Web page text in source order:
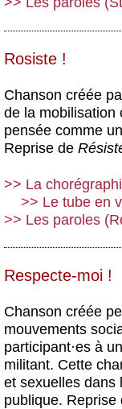
Rosiste !
Chanson créée
de la mobilisation
pensée comme
Reprise de
>> La
>> Le tube en
>> Les paroles
Respecte-moi !
Chanson créée
mouvements
participant·es à
militant. Cette
et sexuelles dans
publique. Reprise